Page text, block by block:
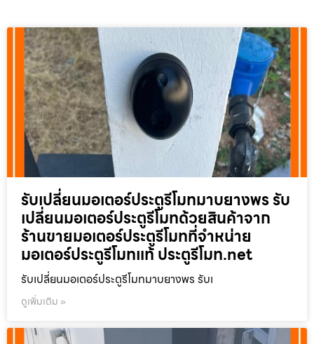
รับเปลี่ยนมอเตอร์ประตูรีโมทมาบยางพร รับ
เปลี่ยนมอเตอร์ประตูรีโมทด้วยสินค้าจาก
ร้านขายมอเตอร์ประตูรีโมทที่จำหน่าย
มอเตอร์ประตูรีโมทแท้ ประตูรีโมท.net
รับเปลี่ยนมอเตอร์ประตูรีโมทมาบยางพร รับเ
ดูเพิ่มเติม »